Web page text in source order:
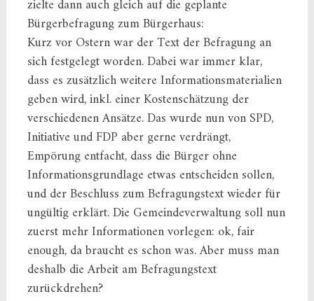
zielte dann auch gleich auf die geplante
Bürgerbefragung zum Bürgerhaus:
Kurz vor Ostern war der Text der Befragung an
sich festgelegt worden. Dabei war immer klar,
dass es zusätzlich weitere Informationsmaterialien
geben wird, inkl. einer Kostenschätzung der
verschiedenen Ansätze. Das wurde nun von SPD,
Initiative und FDP aber gerne verdrängt,
Empörung entfacht, dass die Bürger ohne
Informationsgrundlage etwas entscheiden sollen,
und der Beschluss zum Befragungstext wieder für
ungültig erklärt. Die Gemeindeverwaltung soll nun
zuerst mehr Informationen vorlegen: ok, fair
enough, da braucht es schon was. Aber muss man
deshalb die Arbeit am Befragungstext
zurückdrehen?